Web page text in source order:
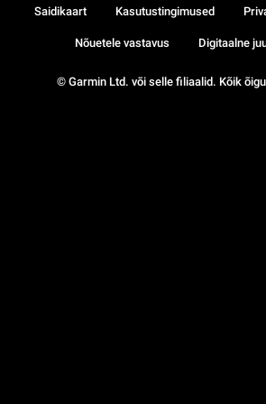
© Garmin Ltd. või selle filiaalid. Kõik
Saidikaart Kasutustingimused
Nõuetele vastavus Digitaalne